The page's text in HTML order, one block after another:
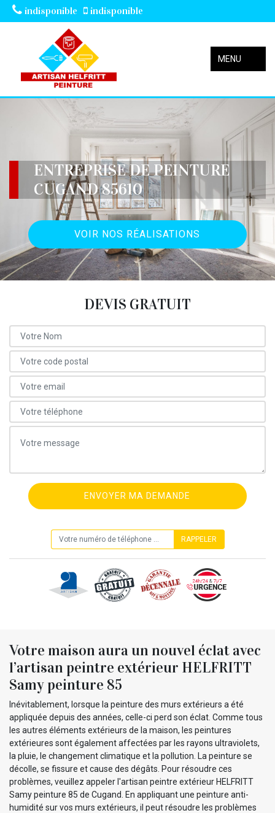
indisponible indisponible
MENU
ENTREPRISE DE PEINTURE
CUGAND 85610
VOIR NOS RÉALISATIONS
DEVIS GRATUIT
Votre maison aura un nouvel éclat avec
l’artisan peintre extérieur HELFRITT
Samy peinture 85
Inévitablement, lorsque la peinture des murs extérieurs a été
appliquée depuis des années, celle-ci perd son éclat. Comme tous
les autres éléments extérieurs de la maison, les peintures
extérieures sont également affectées par les rayons ultraviolets,
la pluie, le changement climatique et la pollution. La peinture se
décolle, se fissure et cause des dégâts. Pour résoudre ces
problèmes, veuillez appeler l'artisan peintre extérieur HELFRITT
Samy peinture 85 de Cugand. En appliquant une peinture anti-
humidité sur vos murs extérieurs, il peut résoudre les problèmes